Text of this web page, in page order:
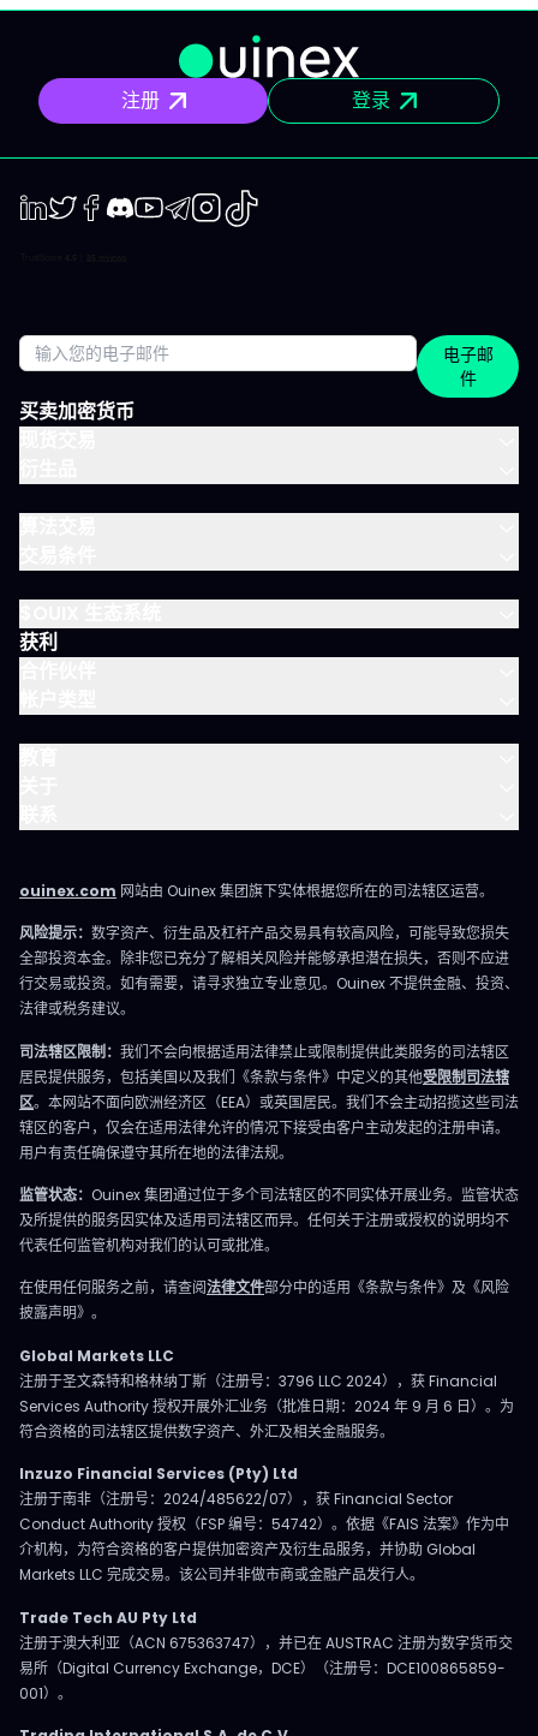
信息流，无需额外的动态，不会有无关填充内容。 专为积极投资、
但有正职工作、有生活，无法整天盯着屏幕的人设计。 你将获得哪
些内容？ 精确的市场信息 清晰的情景与关键位，一目了然。你会明
确聚焦要点，不会分心。 明确的计划 预设了操作框架：关注区域、
预期情景与失效点。你不是临场才应付市场，而是有备而来。 短中
期简报 市场波动时，我们抓住波动性；趋势确定时，我们有系统地
流与真实投资者行为。不是猜测，也不是市井杂音。 IVLite的一天
举个例子，一天的节奏大致如下： 07:45 晨间简报 开盘前设定今日
基调。 09:12 今日计划，CAC 40 明确关注点、操作情景、失效
点。 14:30 中期简报，黄金 趋势形成时，科学跟随。 22:05 市场回
医疗 加密货币：BTC、ETH、SOL和山寨币 大宗商品：黄金、原
油、白银 ETF：SPY、QQQ、MSCI World 免费、IVLite、VIP：如
何定位？ IVLite特意定位于免费账户与VIP之间。如果你想获取实用
内容但不需要全方位陪伴，这是最佳选择。 你会获得 免费 IVLite
VIP 晨间简报
注册 登录
买卖加密货币
获利
Telegram
Instagram
电子邮
件
ouinex.com 网站由 Ouinex 集团旗下实体根据您所在的司法辖区运营。
风险提示： 数字资产、衍生品及杠杆产品交易具有较高风险，可能导致您损失
全部投资本金。除非您已充分了解相关风险并能够承担潜在损失，否则不应进
行交易或投资。如有需要，请寻求独立专业意见。Ouinex 不提供金融、投资、
法律或税务建议。
司法辖区限制： 我们不会向根据适用法律禁止或限制提供此类服务的司法辖区
居民提供服务，包括美国以及我们《条款与条件》中定义的其他受限制司法辖
区。本网站不面向欧洲经济区（EEA）或英国居民。我们不会主动招揽这些司法
辖区的客户，仅会在适用法律允许的情况下接受由客户主动发起的注册申请。
用户有责任确保遵守其所在地的法律法规。
监管状态： Ouinex 集团通过位于多个司法辖区的不同实体开展业务。监管状态
及所提供的服务因实体及适用司法辖区而异。任何关于注册或授权的说明均不
代表任何监管机构对我们的认可或批准。
在使用任何服务之前，请查阅法律文件部分中的适用《条款与条件》及《风险
披露声明》。
Global Markets LLC
注册于圣文森特和格林纳丁斯（注册号：3796 LLC 2024），获 Financial
Services Authority 授权开展外汇业务（批准日期：2024 年 9 月 6 日）。为
符合资格的司法辖区提供数字资产、外汇及相关金融服务。
Inzuzo Financial Services (Pty) Ltd
注册于南非（注册号：2024/485622/07），获 Financial Sector
Conduct Authority 授权（FSP 编号：54742）。依据《FAIS 法案》作为中
介机构，为符合资格的客户提供加密资产及衍生品服务，并协助 Global
Markets LLC 完成交易。该公司并非做市商或金融产品发行人。
Trade Tech AU Pty Ltd
注册于澳大利亚（ACN 675363747），并已在 AUSTRAC 注册为数字货币交
易所（Digital Currency Exchange，DCE）（注册号：DCE100865859-
001）。